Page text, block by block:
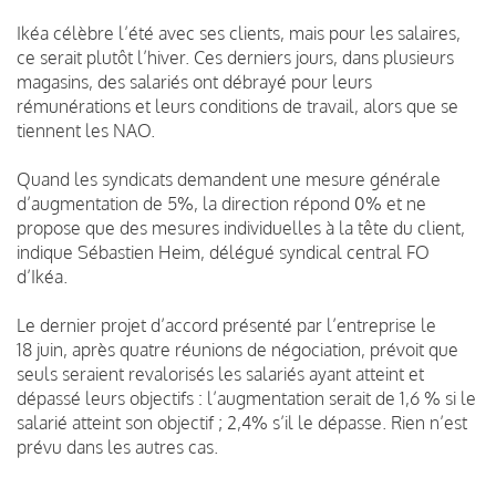
Ikéa célèbre l’été avec ses clients, mais pour les salaires,
ce serait plutôt l’hiver. Ces derniers jours, dans plusieurs
magasins, des salariés ont débrayé pour leurs
rémunérations et leurs conditions de travail, alors que se
tiennent les NAO.
Quand les syndicats demandent une mesure générale
d’augmentation de 5%, la direction répond 0% et ne
propose que des mesures individuelles à la tête du client,
indique Sébastien Heim, délégué syndical central FO
d’Ikéa.
Le dernier projet d’accord présenté par l’entreprise le
18 juin, après quatre réunions de négociation, prévoit que
seuls seraient revalorisés les salariés ayant atteint et
dépassé leurs objectifs : l’augmentation serait de 1,6 % si le
salarié atteint son objectif ; 2,4% s’il le dépasse. Rien n’est
prévu dans les autres cas.